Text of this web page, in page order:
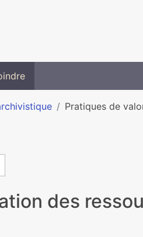
Pratiques de
des